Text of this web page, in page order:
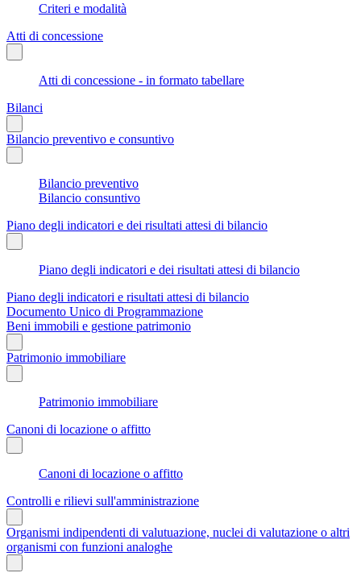
Criteri e modalità
Atti di concessione
Atti di concessione - in formato tabellare
Bilanci
Bilancio preventivo e consuntivo
Bilancio preventivo
Bilancio consuntivo
Piano degli indicatori e dei risultati attesi di bilancio
Piano degli indicatori e dei risultati attesi di bilancio
Piano degli indicatori e risultati attesi di bilancio
Documento Unico di Programmazione
Beni immobili e gestione patrimonio
Patrimonio immobiliare
Patrimonio immobiliare
Canoni di locazione o affitto
Canoni di locazione o affitto
Controlli e rilievi sull'amministrazione
Organismi indipendenti di valutuazione, nuclei di valutazione o altri
organismi con funzioni analoghe